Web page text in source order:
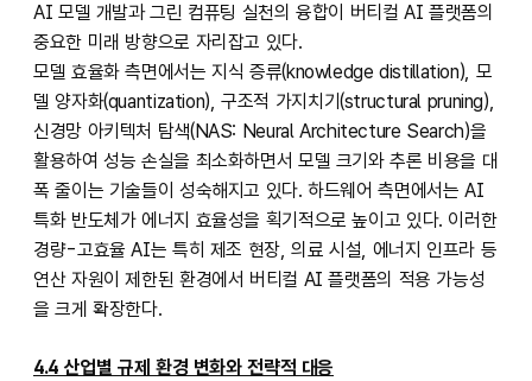
AI 모델 개발과 그린 컴퓨팅 실천의 융합이 버티컬 AI 플랫폼의
중요한 미래 방향으로 자리잡고 있다.
모델 효율화 측면에서는 지식 증류(knowledge distillation), 모
델 양자화(quantization), 구조적 가지치기(structural pruning),
신경망 아키텍처 탐색(NAS: Neural Architecture Search)을
활용하여 성능 손실을 최소화하면서 모델 크기와 추론 비용을 대
폭 줄이는 기술들이 성숙해지고 있다. 하드웨어 측면에서는 AI
특화 반도체가 에너지 효율성을 획기적으로 높이고 있다. 이러한
경량-고효율 AI는 특히 제조 현장, 의료 시설, 에너지 인프라 등
연산 자원이 제한된 환경에서 버티컬 AI 플랫폼의 적용 가능성
을 크게 확장한다.
4.4 산업별 규제 환경 변화와 전략적 대응